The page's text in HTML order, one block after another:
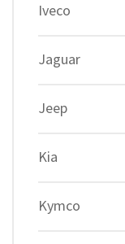
Iveco
Jaguar
Jeep
Kia
Kymco